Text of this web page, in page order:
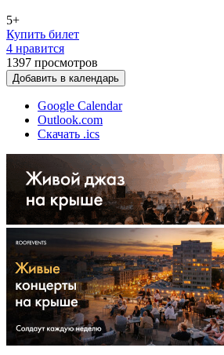
5+
Купить билет
4 нравится
1397 просмотров
Добавить в календарь
Google Calendar
Outlook.com
Скачать .ics